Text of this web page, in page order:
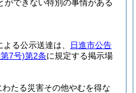
ができない特別の事情がある
る公示送達は、
日進市公告
7号)第2条に規定する掲示場
たる災害その他やむを得な